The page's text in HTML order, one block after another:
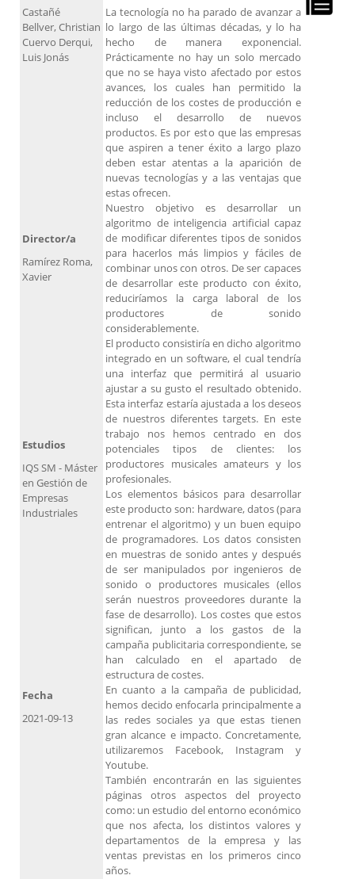
Castañé
Bellver, Christian
Cuervo Derqui,
Luis Jonás
La tecnología no ha parado de avanzar a
lo largo de las últimas décadas, y lo ha
hecho de manera exponencial.
Prácticamente no hay un solo mercado
que no se haya visto afectado por estos
avances, los cuales han permitido la
reducción de los costes de producción e
incluso el desarrollo de nuevos
productos. Es por esto que las empresas
que aspiren a tener éxito a largo plazo
deben estar atentas a la aparición de
nuevas tecnologías y a las ventajas que
estas ofrecen.
Nuestro objetivo es desarrollar un
algoritmo de inteligencia artificial capaz
de modificar diferentes tipos de sonidos
para hacerlos más limpios y fáciles de
combinar unos con otros. De ser capaces
de desarrollar este producto con éxito,
reduciríamos la carga laboral de los
productores de sonido
considerablemente.
El producto consistiría en dicho algoritmo
integrado en un software, el cual tendría
una interfaz que permitirá al usuario
ajustar a su gusto el resultado obtenido.
Esta interfaz estaría ajustada a los deseos
de nuestros diferentes targets. En este
trabajo nos hemos centrado en dos
potenciales tipos de clientes: los
productores musicales amateurs y los
profesionales.
Los elementos básicos para desarrollar
este producto son: hardware, datos (para
entrenar el algoritmo) y un buen equipo
de programadores. Los datos consisten
en muestras de sonido antes y después
de ser manipulados por ingenieros de
sonido o productores musicales (ellos
serán nuestros proveedores durante la
fase de desarrollo). Los costes que estos
significan, junto a los gastos de la
campaña publicitaria correspondiente, se
han calculado en el apartado de
estructura de costes.
En cuanto a la campaña de publicidad,
hemos decido enfocarla principalmente a
las redes sociales ya que estas tienen
gran alcance e impacto. Concretamente,
utilizaremos Facebook, Instagram y
Youtube.
También encontrarán en las siguientes
páginas otros aspectos del proyecto
como: un estudio del entorno económico
que nos afecta, los distintos valores y
departamentos de la empresa y las
ventas previstas en los primeros cinco
años.
Director/a
Ramírez Roma,
Xavier
Estudios
IQS SM - Máster
en Gestión de
Empresas
Industriales
Fecha
2021-09-13